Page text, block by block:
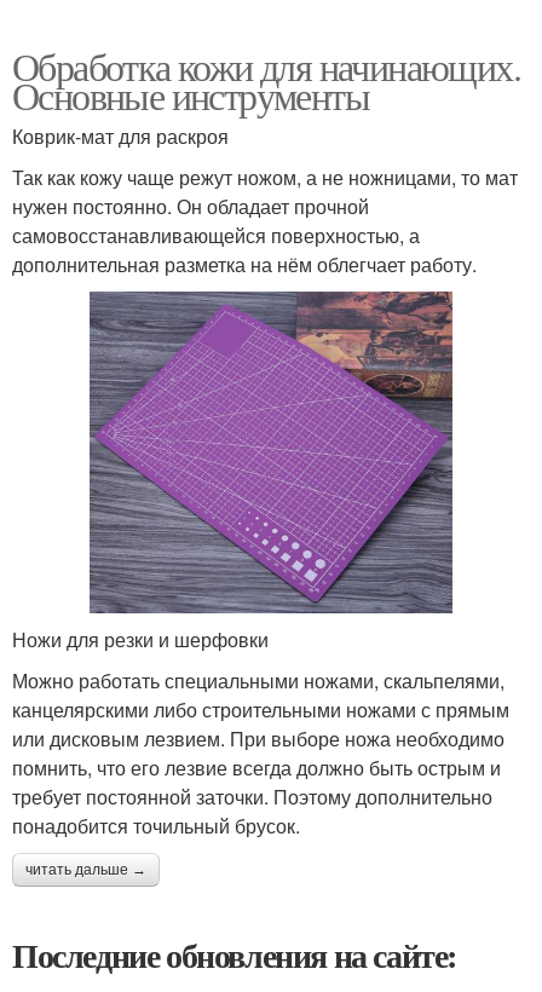
Обработка кожи для начинающих.
Основные инструменты
Коврик-мат для раскроя
Так как кожу чаще режут ножом, а не ножницами, то мат
нужен постоянно. Он обладает прочной
самовосстанавливающейся поверхностью, а
дополнительная разметка на нём облегчает работу.
Ножи для резки и шерфовки
Можно работать специальными ножами, скальпелями,
канцелярскими либо строительными ножами с прямым
или дисковым лезвием. При выборе ножа необходимо
помнить, что его лезвие всегда должно быть острым и
требует постоянной заточки. Поэтому дополнительно
понадобится точильный брусок.
читать дальше →
Последние обновления на сайте: